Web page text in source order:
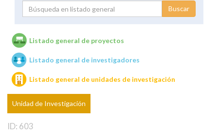
Unidades de investigación
Listado general de proyectos
Listado general de investigadores
Listado general de unidades de investigación
Unidad de Investigación
ID: 603